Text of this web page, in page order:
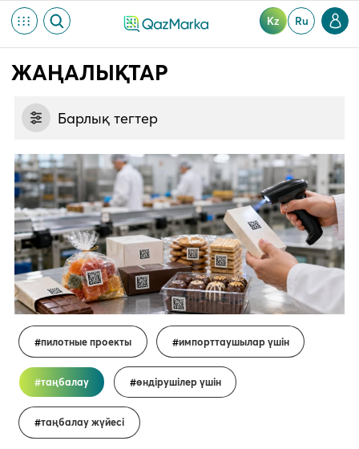
Ru
Kz
ЖАҢАЛЫҚТАР
Барлық тегтер
пилотные проекты импорттаушылар үшін
таңбалау өндірушілер үшін
таңбалау жүйесі